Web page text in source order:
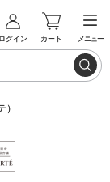
ログイン カート メニュー